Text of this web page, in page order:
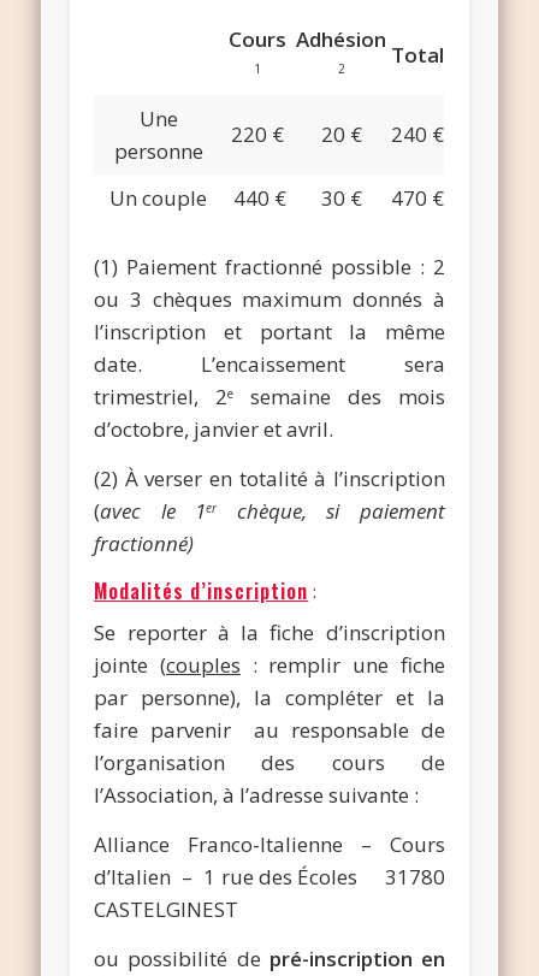
Cours
1
Adhésion
2 Total
Une
personne
220 € 20 € 240 €
Un couple 440 € 30 € 470 €
(1) Paiement fractionné possible : 2
ou 3 chèques maximum donnés à
l’inscription et portant la même
date. L’encaissement sera
trimestriel, 2e
semaine des mois
d’octobre, janvier et avril.
(2) À verser en totalité à l’inscription
(avec le 1erchèque, si paiement
fractionné)
Modalités d’inscription :
Se reporter à la fiche d’inscription
jointe (couples : remplir une fiche
par personne), la compléter et la
faire parvenir au responsable de
l’organisation des cours de
l’Association, à l’adresse suivante :
Alliance Franco-Italienne – Cours
d’Italien – 1 rue des Écoles 31780
CASTELGINEST
ou possibilité de pré-inscription en